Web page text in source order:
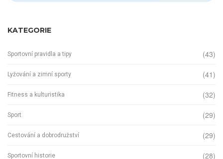
KATEGORIE
Sportovní pravidla a tipy (43)
Lyžování a zimní sporty (41)
Fitness a kulturistika (32)
Sport (29)
Cestování a dobrodružství (29)
Sportovní historie (28)